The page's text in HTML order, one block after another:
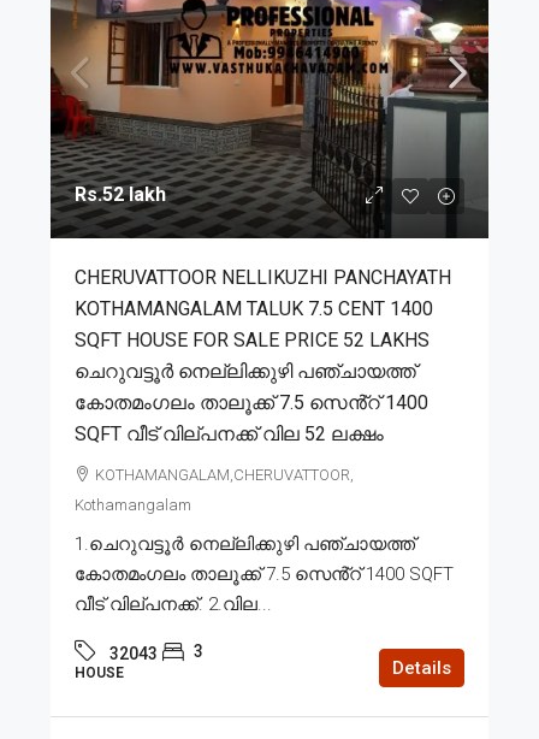
Rs.52 lakh
CHERUVATTOOR NELLIKUZHI PANCHAYATH
KOTHAMANGALAM TALUK 7.5 CENT 1400
SQFT HOUSE FOR SALE PRICE 52 LAKHS
ചെറുവട്ടൂർ നെല്ലിക്കുഴി പഞ്ചായത്ത്
കോതമംഗലം താലൂക്ക് 7.5 സെൻ്റ് 1400
SQFT വീട് വില്പനക്ക് വില 52 ലക്ഷം
KOTHAMANGALAM,CHERUVATTOOR,
Kothamangalam
1.ചെറുവട്ടൂർ നെല്ലിക്കുഴി പഞ്ചായത്ത്
കോതമംഗലം താലൂക്ക് 7.5 സെൻ്റ് 1400 SQFT
വീട് വില്പനക്ക്. 2.വില...
32043 3
HOUSE Details